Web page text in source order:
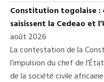
Constitution togolaise :
saisissent la Cedeao et
août 2026
La contestation de la
l’impulsion du chef de
de la société civile